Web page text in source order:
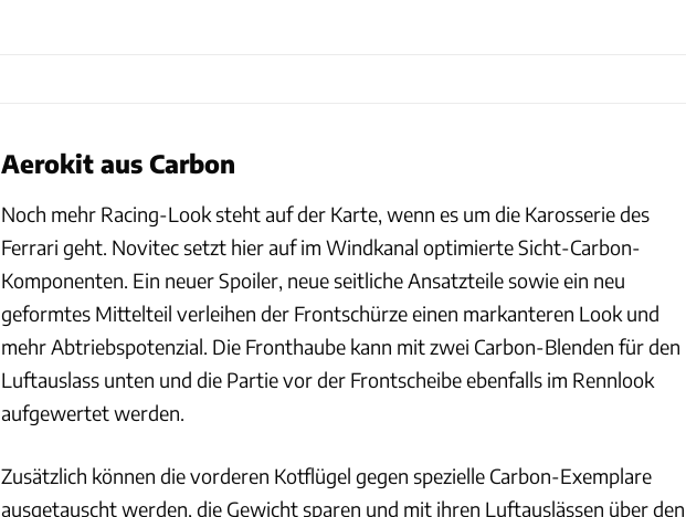
Aerokit aus Carbon
Noch mehr Racing-Look steht auf der Karte, wenn es um die Karosserie des
Ferrari geht. Novitec setzt hier auf im Windkanal optimierte Sicht-Carbon-
Komponenten. Ein neuer Spoiler, neue seitliche Ansatzteile sowie ein neu
geformtes Mittelteil verleihen der Frontschürze einen markanteren Look und
mehr Abtriebspotenzial. Die Fronthaube kann mit zwei Carbon-Blenden für den
Luftauslass unten und die Partie vor der Frontscheibe ebenfalls im Rennlook
aufgewertet werden.
Zusätzlich können die vorderen Kotflügel gegen spezielle Carbon-Exemplare
ausgetauscht werden, die Gewicht sparen und mit ihren Luftauslässen über den